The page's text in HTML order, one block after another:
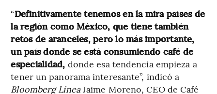
“Definitivamente tenemos en la mira países de
la región como México, que tiene también
retos de aranceles, pero lo más importante,
un país donde se está consumiendo café de
especialidad, donde esa tendencia empieza a
tener un panorama interesante”, indicó a
Bloomberg LíneaJaime Moreno, CEO de Café